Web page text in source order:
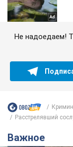
Не надоедаем!
Расстрелявший
Важное